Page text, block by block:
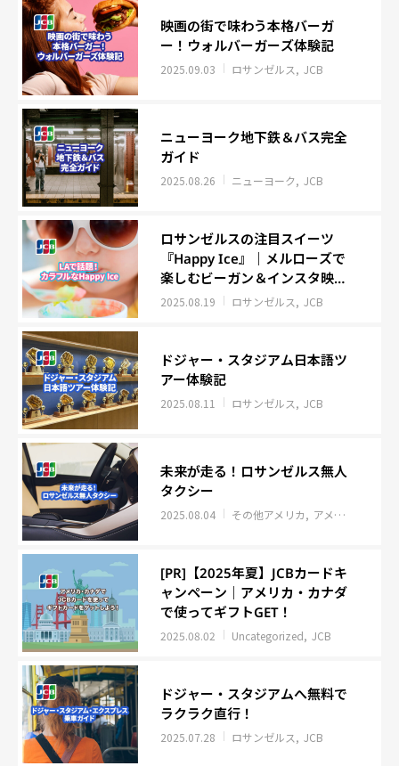
映画の街で味わう本格バーガ
ー！ウォルバーガーズ体験記
2025.09.03 ロサンゼルス JCB
ニューヨーク地下鉄＆バス完全
ガイド
2025.08.26 ニューヨーク JCB
ロサンゼルスの注目スイーツ
『Happy Ice』｜メルローズで
楽しむビーガン＆インスタ映え
なアイス
2025.08.19 ロサンゼルス JCB
ドジャー・スタジアム日本語ツ
アー体験記
2025.08.11 ロサンゼルス JCB
未来が走る！ロサンゼルス無人
タクシー
2025.08.04 その他アメリカ アメリカ
[PR]【2025年夏】JCBカードキ
ャンペーン｜アメリカ・カナダ
で使ってギフトGET！
2025.08.02 Uncategorized JCB
ドジャー・スタジアムへ無料で
ラクラク直行！
2025.07.28 ロサンゼルス JCB